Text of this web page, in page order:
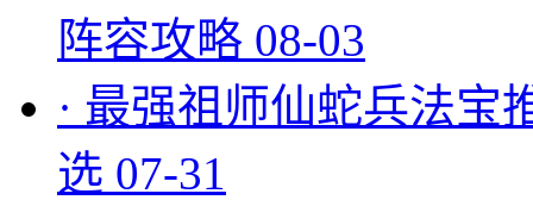
阵容攻略 08-03
· 最强祖师仙蛇兵法宝
选 07-31